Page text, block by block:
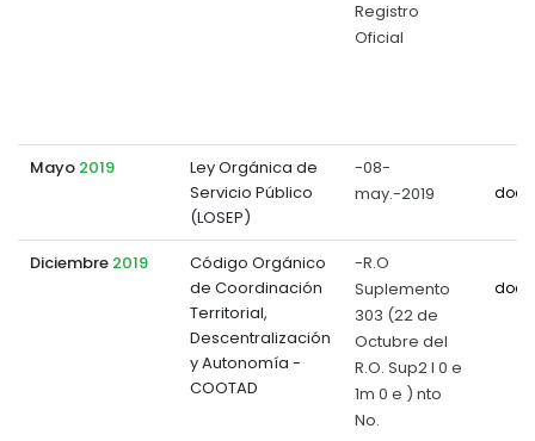
Registro
Oficial
Mayo 2019
Ley Orgánica de
Servicio Público
(LOSEP)
-08-
may.-2019
Diciembre 2019
Código Orgánico
de Coordinación
Territorial,
Descentralización
y Autonomía -
COOTAD
-R.O
Suplemento
303 (22 de
Octubre del
R.O. Sup2 l 0 e
1m 0 e ) nto
No.